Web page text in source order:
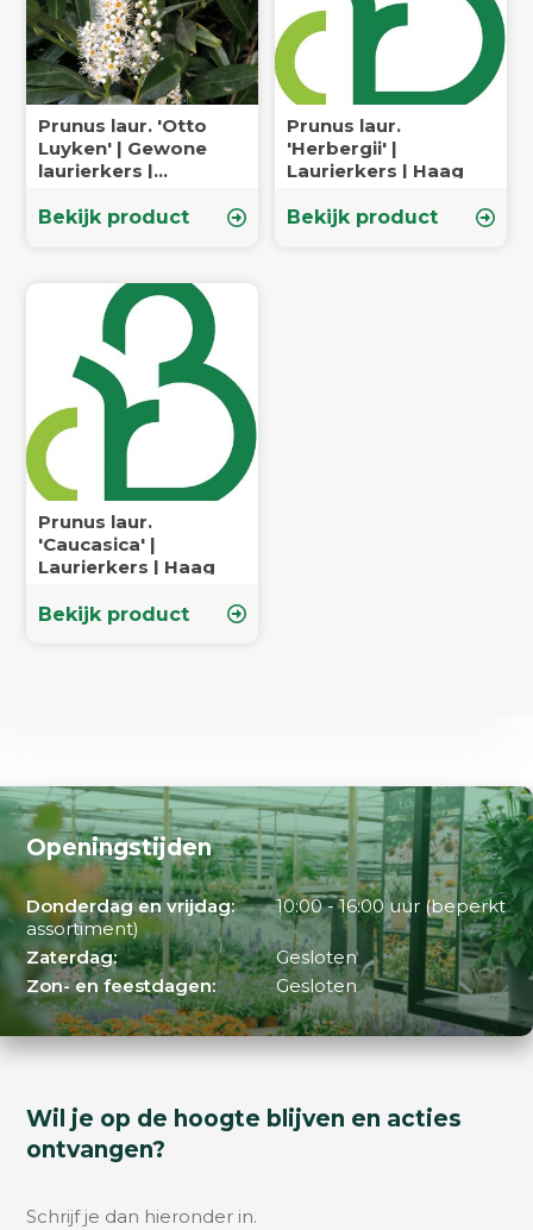
Prunus laur. 'Otto
Luyken' | Gewone
laurierkers |
Bekijk product
Prunus laur.
'Herbergii' |
Laurierkers | Haag
Bekijk product
Prunus laur.
'Caucasica' |
Laurierkers | Haag
Bekijk product
Openingstijden
Donderdag en vrijdag:
10:00 - 16:00 uur (beperkt
assortiment)
Zaterdag:
Gesloten
Zon- en feestdagen:
Gesloten
Wil je op de hoogte blijven en acties
ontvangen?
Schrijf je dan hieronder in.